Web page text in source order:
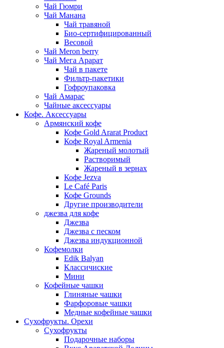
Чай Гюмри
Чай Манана
Чай травяной
Био-сертифицированный
Весовой
Чай Meron berry
Чай Мега Арарат
Чай в пакете
Фильтр-пакетики
Гофроупаковка
Чай Амарас
Чайные аксессуары
Кофе. Аксессуары
Армянский кофе
Кофе Gold Ararat Product
Кофе Royal Armenia
Жареный молотый
Растворимый
Жареный в зернах
Кофе Jezva
Le Café Paris
Кофе Grounds
Другие производители
джезва для кофе
Джезва
Джезва с песком
Джезва индукционной
Кофемолки
Edik Balyan
Классичиские
Мини
Кофейные чашки
Глиняные чашки
Фарфоровые чашки
Медные кофейные чашки
Сухофрукты. Орехи
Сухофрукты
Подарочные наборы